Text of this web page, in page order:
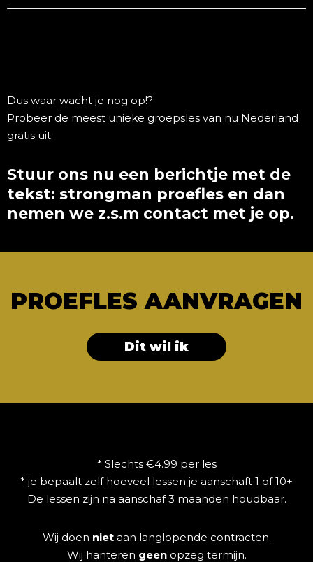
Dus waar wacht je nog op!?
Probeer de meest unieke groepsles van nu Nederland
gratis uit.
Stuur ons nu een berichtje met de
tekst: strongman proefles en dan
nemen we z.s.m contact met je op.
PROEFLES AANVRAGEN
Dit wil ik
* Slechts €4.99 per les
* je bepaalt zelf hoeveel lessen je aanschaft 1 of 10+
De lessen zijn na aanschaf 3 maanden houdbaar.
Wij doen nietaan langlopende contracten.
Wij hanteren geenopzeg termijn.